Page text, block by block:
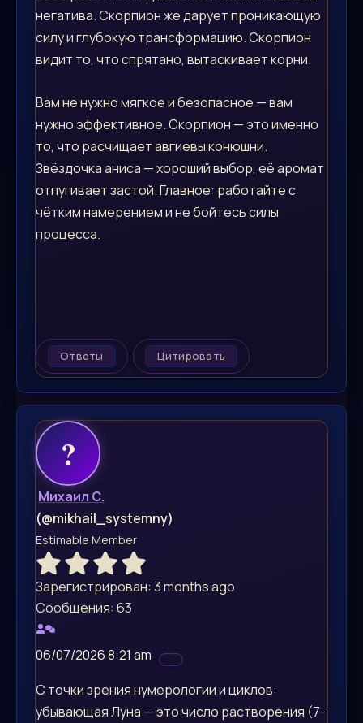
негатива. Скорпион же дарует проникающую
силу и глубокую трансформацию. Скорпион
видит то, что спрятано, вытаскивает корни.
Вам не нужно мягкое и безопасное — вам
нужно эффективное. Скорпион — это именно
то, что расчищает авгиевы конюшни.
Звёздочка аниса — хороший выбор, её аромат
отпугивает застой. Главное: работайте с
чётким намерением и не бойтесь силы
процесса.
Ответы Цитировать
Михаил С.
(@mikhail_systemny)
Estimable Member
Зарегистрирован: 3 months ago
Сообщения: 63
06/07/2026 8:21 am
С точки зрения нумерологии и циклов:
убывающая Луна — это число растворения (7-